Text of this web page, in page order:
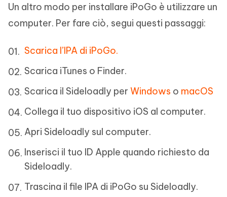
Un altro modo per installare iPoGo è utilizzare un
computer. Per fare ciò, segui questi passaggi:
Scarica l’IPA di iPoGo.
Scarica iTunes o Finder.
Scarica il Sideloadly per Windows o macOS
Collega il tuo dispositivo iOS al computer.
Apri Sideloadly sul computer.
Inserisci il tuo ID Apple quando richiesto da
Sideloadly.
Trascina il file IPA di iPoGo su Sideloadly.